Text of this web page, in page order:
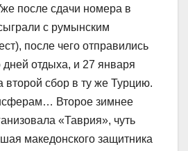
после сдачи номера в
с румынским
после чего отправились
отдыха, и 27 января
второй сбор в ту же Турцию.
Второе зимнее
«Таврия», чуть
македонского защитника